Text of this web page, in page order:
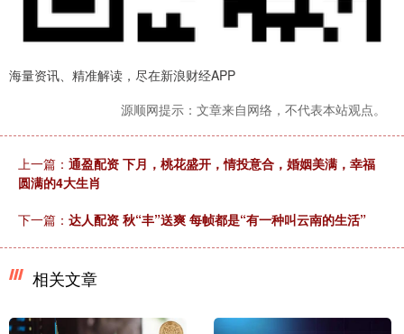
海量资讯、精准解读，尽在新浪财经APP
源顺网提示：文章来自网络，不代表本站观点。
上一篇： 通盈配资 下月，桃花盛开，情投意合，婚姻美满，幸福
圆满的4大生肖
下一篇： 达人配资 秋“丰”送爽 每帧都是“有一种叫云南的生活”
相关文章